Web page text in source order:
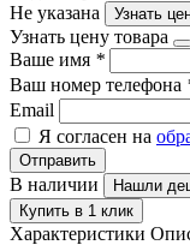
Не указана
Узнать
Узнать цену товара
Ваше имя *
Ваш номер телефона
Email
Я согласен на
Отправить
В наличии
Нашли
Купить в 1 клик
Характеристики